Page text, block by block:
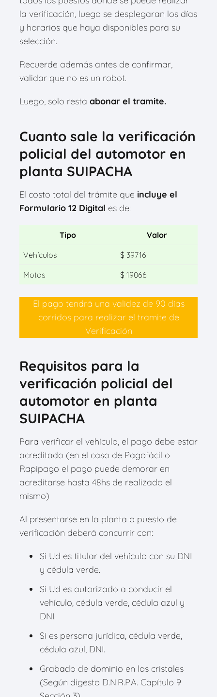
la verificación, luego se desplegaran los días
y horarios que haya disponibles para su
selección.
Recuerde además antes de confirmar,
validar que no es un robot.
Luego, solo resta abonar el tramite.
Cuanto sale la verificación
policial del automotor en
planta SUIPACHA
El costo total del trámite que incluye el
Formulario 12 Digital es de:
Tipo Valor
Vehículos $ 39716
Motos $ 19066
El pago tendrá una validez de 90 días
corridos para realizar el tramite de
Verificación
Requisitos para la
verificación policial del
automotor en planta
SUIPACHA
Para verificar el vehículo, el pago debe estar
acreditado (en el caso de Pagofácil o
Rapipago el pago puede demorar en
acreditarse hasta 48hs de realizado el
mismo)
Al presentarse en la planta o puesto de
verificación deberá concurrir con:
Si Ud es titular del vehículo con su DNI
y cédula verde.
Si Ud es autorizado a conducir el
vehículo, cédula verde, cédula azul y
DNI.
Si es persona jurídica, cédula verde,
cédula azul, DNI.
Grabado de dominio en los cristales
(Según digesto D.N.R.P.A. Capítulo 9